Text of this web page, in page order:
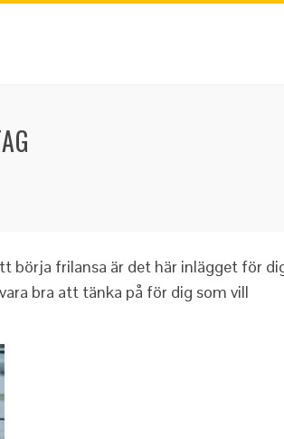
börja frilansa är det här inlägget för
bra att tänka på för dig som vill